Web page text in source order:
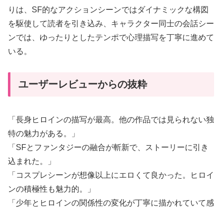
りは、SF的なアクションシーンではダイナミックな構図
を駆使して読者を引き込み、キャラクター同士の会話シー
ンでは、ゆったりとしたテンポで心理描写を丁寧に進めて
いる。
ユーザーレビューからの抜粋
「長身ヒロインの描写が最高。他の作品では見られない独
特の魅力がある。」
「SFとファンタジーの融合が斬新で、ストーリーに引き
込まれた。」
「コスプレシーンが想像以上にエロくて良かった。ヒロイ
ンの積極性も魅力的。」
「少年とヒロインの関係性の変化が丁寧に描かれていて感